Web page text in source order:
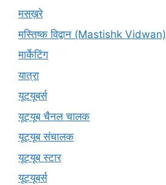
मसख़रे
मस्तिष्क विद्वान (Mastishk Vidwan)
मार्केटिंग
यात्रा
यूटयूबर्स
यूट्यूब चैनल चालक
यूट्यूब संचालक
यूट्यूब स्टार
यूट्यूबर्स